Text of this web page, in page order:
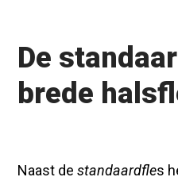
De
brede
Naast destandaardfles